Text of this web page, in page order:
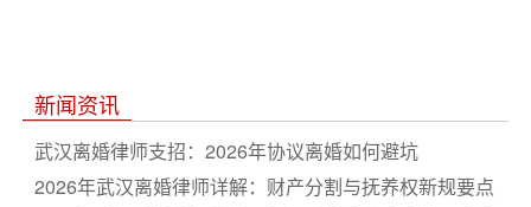
新闻资讯
武汉离婚律师支招：2026年协议离婚如何避坑
2026年武汉离婚律师详解：财产分割与抚养权新规要点